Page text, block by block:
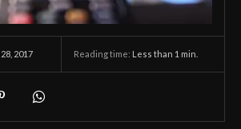
2017 Reading time: Less than 1 min.